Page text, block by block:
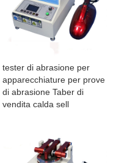
tester di abrasione per
apparecchiature per prove
di abrasione Taber di
vendita calda sell